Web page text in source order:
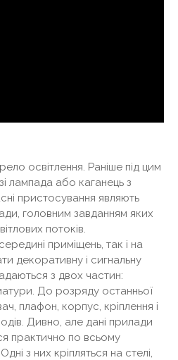
освітлення. Раніше під цим
лампада або каганець з
пристосування являють
головним завданням яких
потоків.
приміщень, так і на
декоративну і сигнальну
з двох частин:
До розряду останньої
плафон, корпус, кріплення і
Дивно, але дані прилади
практично по всьому
з них кріпляться на стелі,